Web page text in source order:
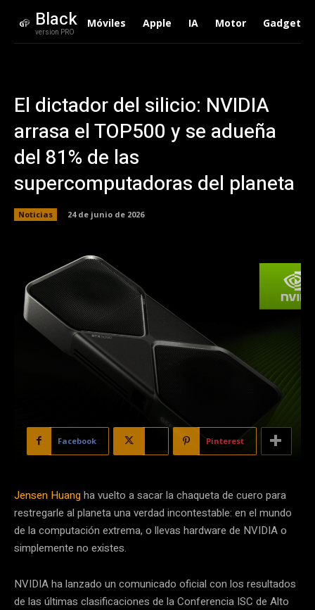
Black
version PRO
Móviles Apple IA Motor Gadgets
El dictador del silicio: NVIDIA
arrasa el TOP500 y se adueña
del 81% de las
supercomputadoras del planeta
Noticias 24 de junio de 2026
Facebook Pinterest
Jensen Huangha vuelto a sacar la chaqueta de cuero para
restregarle al planeta una verdad incontestable: en el mundo
de la computación extrema, o llevas hardware de NVIDIA o
simplemente no existes.
NVIDIA ha lanzado un comunicado oficial con los resultados
de las últimas clasificaciones de la Conferencia ISC de Alto